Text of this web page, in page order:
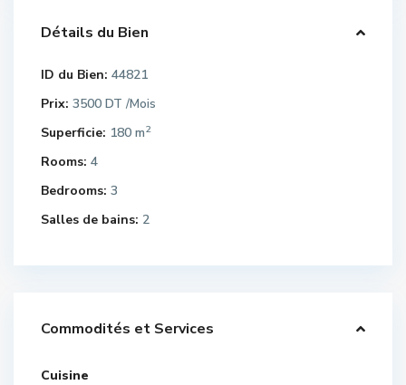
Détails du Bien
ID du Bien: 44821
Prix: 3500 DT /Mois
Superficie: 180 m2
Rooms: 4
Bedrooms: 3
Salles de bains: 2
Commodités et Services
Cuisine